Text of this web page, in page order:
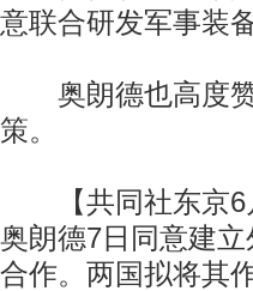
意联合研发军事装
奥朗德也高度赞
策。
【共同社东京6
奥朗德7日同意建
合作。两国拟将其